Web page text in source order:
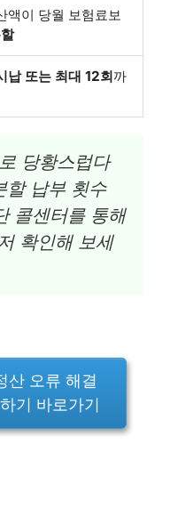
액이 당월 보험료보
납 또는 최대 12회까
당황스럽다
할 납부 횟수
콜센터를 통해
확인해 보세
산 오류 해결
기 바로가기